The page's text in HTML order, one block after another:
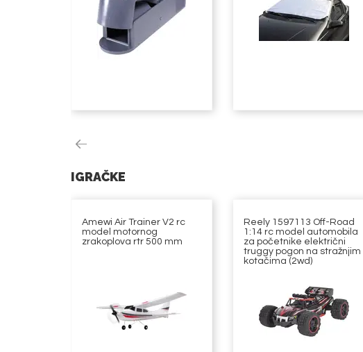
IGRAČKE
Amewi Air Trainer V2 rc
model motornog
zrakoplova rtr 500 mm
Reely 1597113 Off-Road
1:14 rc model automobila
za početnike električni
truggy pogon na stražnjim
kotačima (2wd)